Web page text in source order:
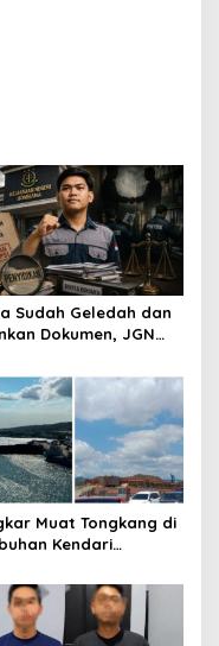
Sudah Geledah dan
Dokumen, JGN
Dana Hibah
Bombana
Muat Tongkang di
Kendari
Izin Apa?